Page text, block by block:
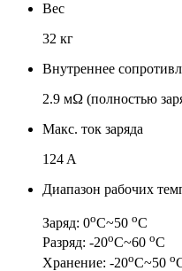
Вес
32 кг
Внутреннее
2.9 мΩ (полностью
Макс. ток заряда
124 A
Диапазон рабочих
Заряд: 0оС~50 оС
Разряд: -20оС~60 оС
Хранение: -20оС~50 о